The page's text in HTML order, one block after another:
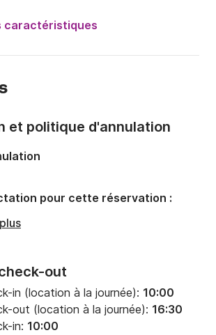
140cv
caractéristiques
out
in (location à la journée): 10:00
out (location à la journée): 16:30
in: 10:00
et politique d'annulation
pour cette réservation :